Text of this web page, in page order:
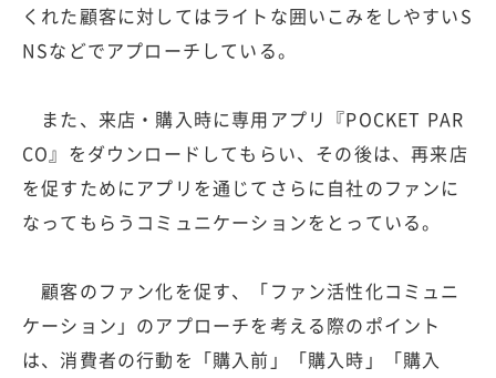
くれた顧客に対してはライトな囲いこみをしやすいS
NSなどでアプローチしている。
また、来店・購入時に専用アプリ『POCKET PAR
CO』をダウンロードしてもらい、その後は、再来店
を促すためにアプリを通じてさらに自社のファンに
なってもらうコミュニケーションをとっている。
顧客のファン化を促す、「ファン活性化コミュニ
ケーション」のアプローチを考える際のポイント
は、消費者の行動を「購入前」「購入時」「購入